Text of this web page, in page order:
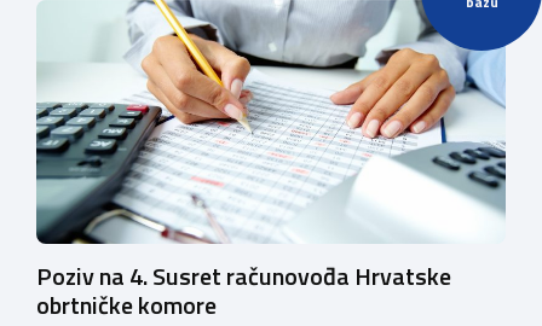
koji još nemaju licenciju da pokrenu postupak
licenciranja kako bi budućim učenicima omogućili
kvalitetno i sigurno stjecanje praktičnih znanja, a
istodobno ulagali u razvoj […]
Poziv na 4. Susret računovođa Hrvatske
obrtničke komore